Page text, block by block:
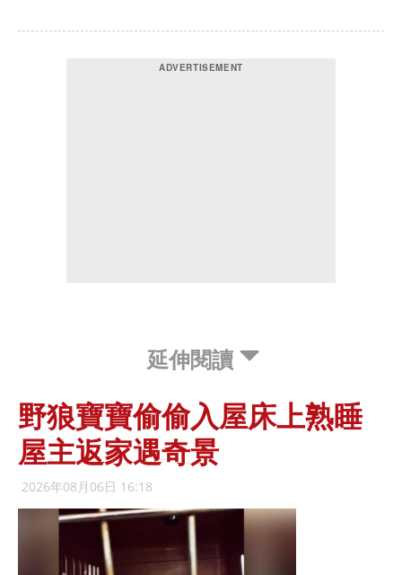
延伸閱讀
野狼寶寶偷偷入屋床上熟睡
屋主返家遇奇景
2026年08月06日 16:18